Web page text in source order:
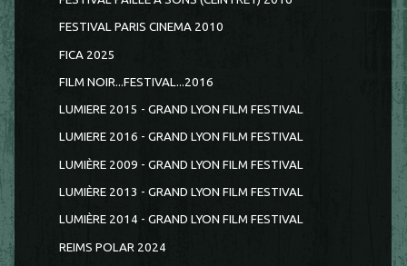
FESTIVAL PARIS CINEMA 2010
FICA 2025
FILM NOIR...FESTIVAL...2016
LUMIERE 2015 - GRAND LYON FILM FESTIVAL
LUMIERE 2016 - GRAND LYON FILM FESTIVAL
LUMIÈRE 2009 - GRAND LYON FILM FESTIVAL
LUMIÈRE 2013 - GRAND LYON FILM FESTIVAL
LUMIÈRE 2014 - GRAND LYON FILM FESTIVAL
REIMS POLAR 2024